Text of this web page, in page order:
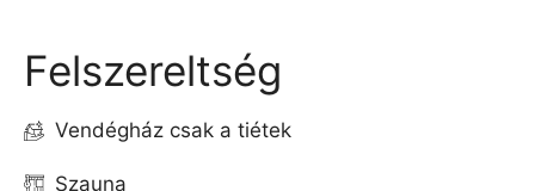
Felszereltség
Vendégház csak a tiétek
Szauna